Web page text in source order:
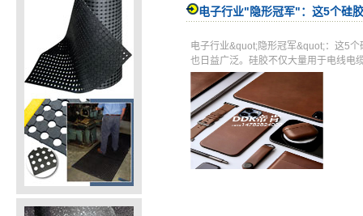
电子行业"隐形冠军"：这5个硅
电子行业&quot;隐形冠军&quot;：这5
也日益广泛。硅胶不仅大量用于电线电